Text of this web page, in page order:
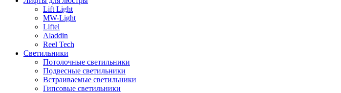
Lift Light
MW-Light
Liftel
Aladdin
Reel Tech
Светильники
Потолочные светильники
Подвесные светильники
Встраиваемые светильники
Гипсовые светильники